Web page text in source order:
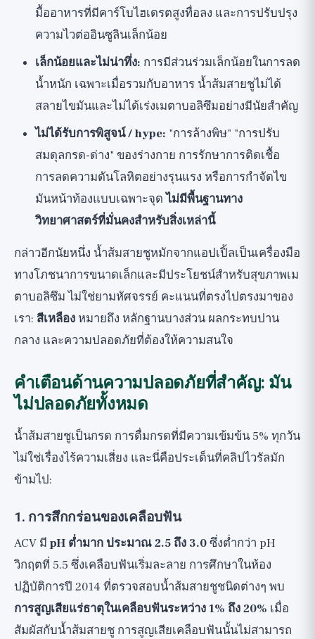
มื้ออาหารที่มีคาร์โบไฮเดรตสูงทื่อลง และการปรับปรุง
ความไวต่ออินซูลินเล็กน้อย
เล็กน้อยและไม่น่าทึ่ง: การมีส่วนร่วมเล็กน้อยในการลด
น้ำหนัก เฉพาะเมื่อรวมกับอาหาร น้ำส้มสายชูไม่ได้
สลายไขมันและไม่ได้เร่งเมตาบอลิซึมอย่างมีนัยสำคัญ
ไม่ได้รับการพิสูจน์ / hype: "การล้างพิษ" "การปรับ
สมดุลกรด-ด่าง" ของร่างกาย การรักษาการติดเชื้อ
การลดความดันโลหิตอย่างรุนแรง หรือการกำจัดไข
มันหน้าท้องแบบเฉพาะจุดไม่มีพื้นฐานทาง
วิทยาศาสตร์ที่มั่นคงสำหรับสิ่งเหล่านี้
กล่าวอีกนัยหนึ่ง น้ำส้มสายชูหมักจากแอปเปิ้ลเป็นเครื่องมือ
ทางโภชนาการขนาดเล็กและมีประโยชน์สำหรับสุขภาพเม
ตาบอลิซึม ไม่ใช่ยามหัศจรรย์ คะแนนที่ตรงไปตรงมาของ
เรา: สีเหลือง หมายถึง หลักฐานบางส่วน ผลกระทบปาน
กลาง และความปลอดภัยที่ต้องให้ความสนใจ
คำเตือนด้านความปลอดภัยที่สำคัญ: มัน
ไม่ปลอดภัยทั้งหมด
น้ำส้มสายชูเป็นกรด การดื่มกรดที่มีความเข้มข้น 5% ทุกวัน
ไม่ใช่เรื่องไร้ความเสี่ยง และนี่คือประเด็นที่คลิปไวรัลมัก
ข้ามไป:
1. การสึกกร่อนของเคลือบฟัน
ACV มี pH ต่ำมาก ประมาณ 2.5 ถึง 3.0ซึ่งต่ำกว่า pH
วิกฤตที่ 5.5 ซึ่งเคลือบฟันเริ่มละลาย การศึกษาในห้อง
ปฏิบัติการปี 2014 ที่ตรวจสอบน้ำส้มสายชูชนิดต่างๆ พบ
การสูญเสียแร่ธาตุในเคลือบฟันระหว่าง 1% ถึง 20% เมื่อ
สัมผัสกับน้ำส้มสายชู การสูญเสียเคลือบฟันนั้นไม่สามารถ